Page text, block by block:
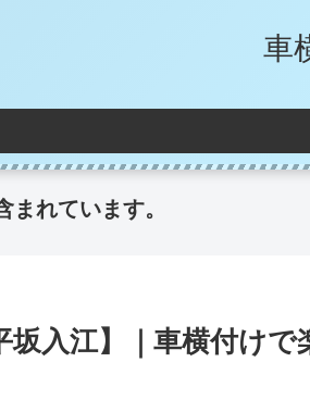
車
れています。
坂入江】｜車横付けで